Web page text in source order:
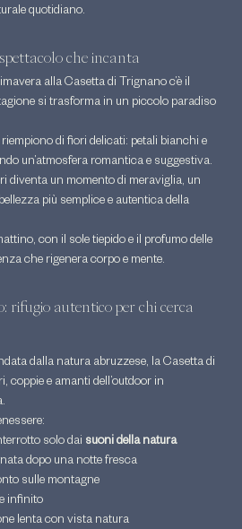
quotidiano.
che incanta
alla Casetta di Trignano c’è il
si trasforma in un piccolo paradiso
di fiori delicati: petali bianchi e
un’atmosfera romantica e suggestiva.
diventa un momento di meraviglia, un
più semplice e autentica della
con il sole tiepido e il profumo delle
che rigenera corpo e mente.
rifugio autentico per chi cerca
dalla natura abruzzese, la Casetta di
coppie e amanti dell’outdoor in
solo dai suoni della natura
dopo una notte fresca
sulle montagne
infinito
lenta con vista natura